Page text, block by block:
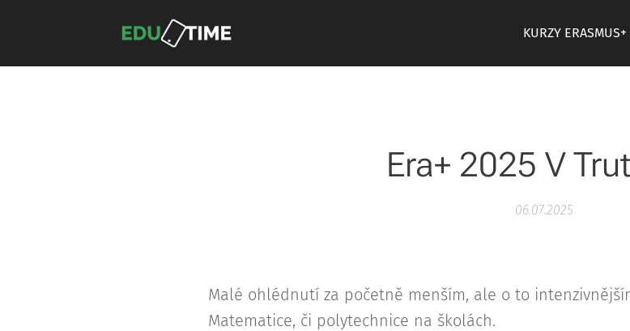
KURZY ERASMUS+
Era+ 2025 V
06.07.2025
Malé ohlédnutí za početně menším, ale o to
Matematice, či polytechnice na školách.